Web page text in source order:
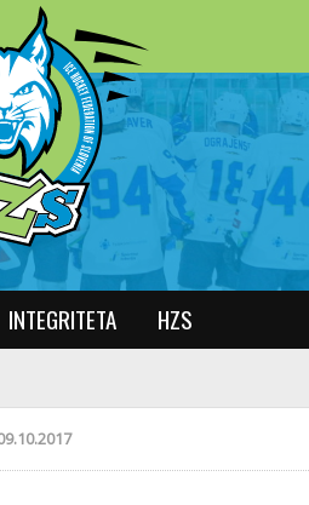
INTEGRITETA HZS